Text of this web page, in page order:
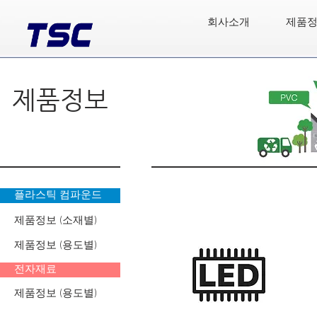
제품정보
제품
회사소개
플라스틱 컴파운드
제품정보 (소재별)
제품정보 (용도별)
전자재료
제품정보 (용도별)